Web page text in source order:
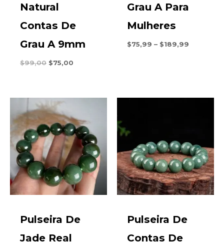
Natural
Contas De
Grau A 9mm
$99,00 O
$99,00.
$75,00
$75,00.
Grau A Para
Mulheres
$75,99 – $189,99
Pulseira De
Jade Real
Pulseira De
Contas De